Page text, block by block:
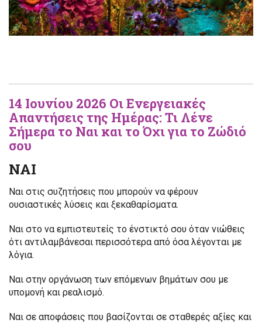
14 Ιουνίου 2026 Οι Ενεργειακές
Απαντήσεις της Ημέρας: Τι Λένε
Σήμερα το Ναι και το Όχι για το Ζώδιό
σου
ΝΑΙ
Ναι στις συζητήσεις που μπορούν να φέρουν
ουσιαστικές λύσεις και ξεκαθαρίσματα.
Ναι στο να εμπιστευτείς το ένστικτό σου όταν νιώθεις
ότι αντιλαμβάνεσαι περισσότερα από όσα λέγονται με
λόγια.
Ναι στην οργάνωση των επόμενων βημάτων σου με
υπομονή και ρεαλισμό.
Ναι σε αποφάσεις που βασίζονται σε σταθερές αξίες και